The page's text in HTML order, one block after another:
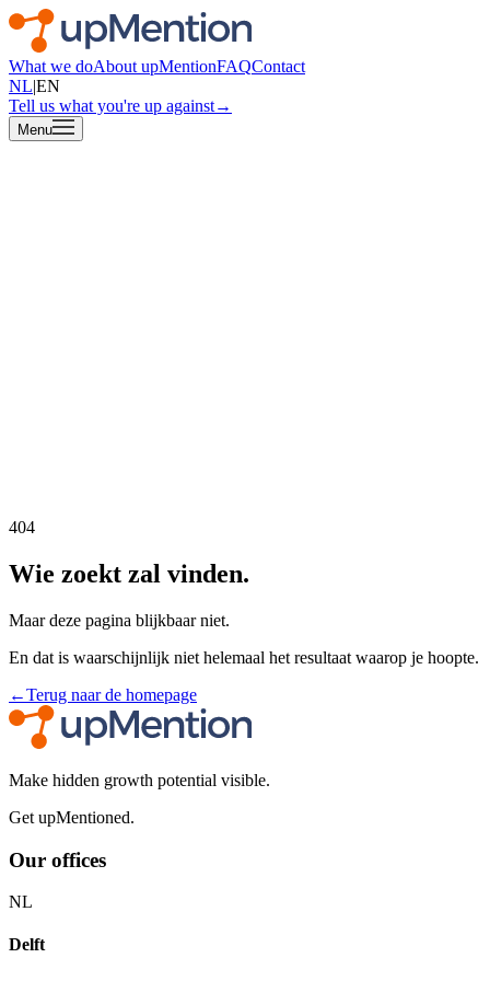
What we doAbout upMentionFAQContact
NL|EN
Tell us what you're up against→
Menu
404
Wie zoekt zal vinden.
Maar deze pagina blijkbaar niet.
En dat is waarschijnlijk niet helemaal het resultaat waarop je hoopte.
←Terug naar de homepage
Make hidden growth potential visible.
Get upMentioned.
Our offices
NL
Delft